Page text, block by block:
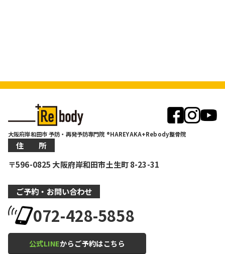
大阪府岸和田市 予防・再発予防専門院 ®HAREYAKA+Rebody整骨院
住 所
〒596-0825 大阪府岸和田市土生町 8-23-31
ご予約・お問い合わせ
072-428-5858
公式LINEからご予約はこちら